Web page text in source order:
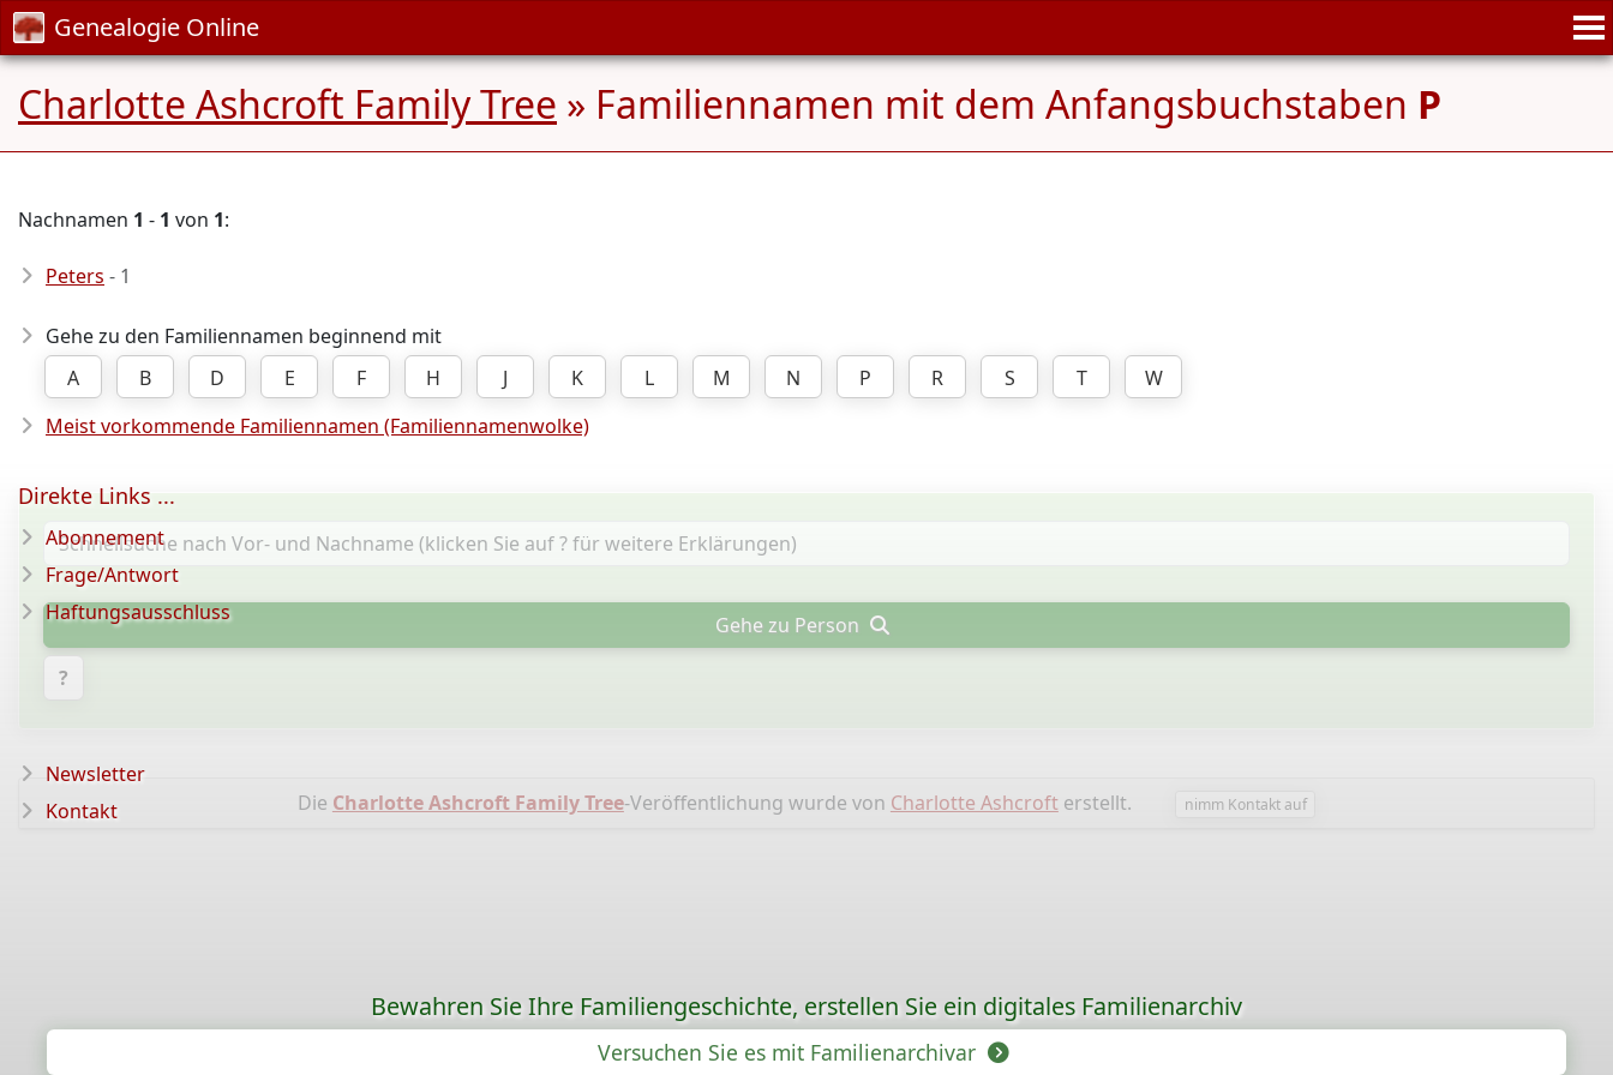
Genealogie Online
Charlotte Ashcroft Family Tree » Familiennamen mit dem Anfangsbuchstaben P
Nachnamen 1 - 1 von 1:
Peters - 1
Gehe zu den Familiennamen beginnend mit
A
B D E F H J K L M N P R S T
W
Meist vorkommende Familiennamen (Familiennamenwolke)
Gehe zu Person
?
Die Charlotte Ashcroft Family Tree-Veröffentlichung wurde von Charlotte Ashcrofterstellt. nimm Kontakt auf
Direkte Links ...
Abonnement
Frage/Antwort
Haftungsausschluss
Newsletter
Kontakt
Bewahren Sie Ihre Familiengeschichte, erstellen Sie ein digitales Familienarchiv
Versuchen Sie es mit Familienarchivar